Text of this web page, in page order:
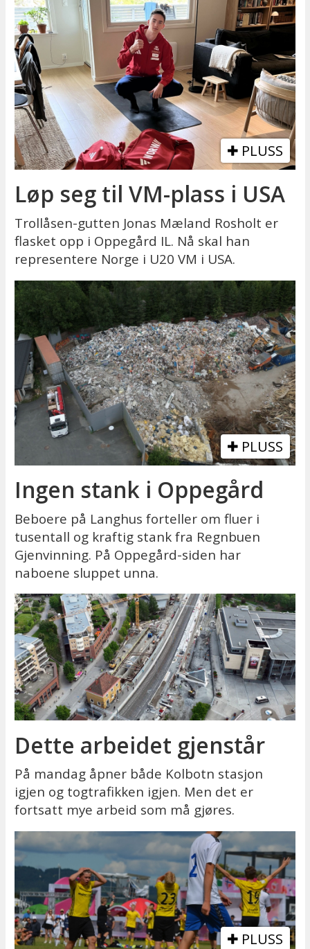
PLUSS
Løp seg til VM-plass i USA
Trollåsen-gutten Jonas Mæland Rosholt er
flasket opp i Oppegård IL. Nå skal han
representere Norge i U20 VM i USA.
PLUSS
Ingen stank i Oppegård
Beboere på Langhus forteller om fluer i
tusentall og kraftig stank fra Regnbuen
Gjenvinning. På Oppegård-siden har
naboene sluppet unna.
Dette arbeidet gjenstår
På mandag åpner både Kolbotn stasjon
igjen og togtrafikken igjen. Men det er
fortsatt mye arbeid som må gjøres.
PLUSS